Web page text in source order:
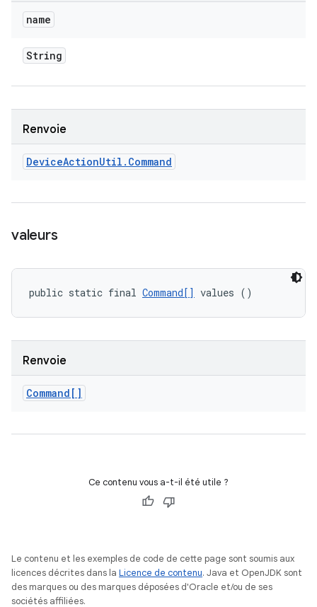
name
String
Renvoie
DeviceActionUtil . Command
valeurs
public static final Command[] values ()
Renvoie
Command[]
Ce contenu vous a-t-il été utile ?
Le contenu et les exemples de code de cette page sont soumis aux
licences décrites dans la Licence de contenu. Java et OpenJDK sont
des marques ou des marques déposées d'Oracle et/ou de ses
sociétés affiliées.